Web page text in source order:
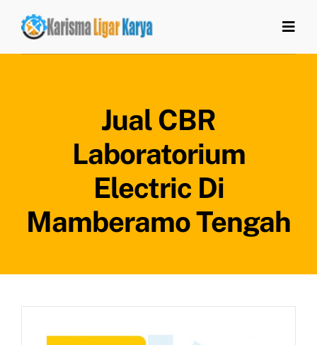
content
Kontak Kami
Jual CBR
Laboratorium
Electric Di
Mamberamo Tengah